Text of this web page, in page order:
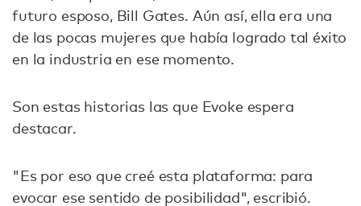
futuro esposo, Bill Gates. Aún así, ella era una
de las pocas mujeres que había logrado tal éxito
en la industria en ese momento.
Son estas historias las que Evoke espera
destacar.
"Es por eso que creé esta plataforma: para
evocar ese sentido de posibilidad", escribió.